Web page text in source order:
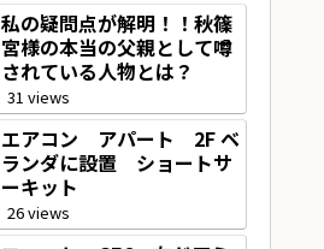
私の疑問点が解明！！秋篠
宮様の本当の父親として噂
されている人物とは？
31 views
エアコン アパート 2F ベ
ランダに設置 ショートサ
ーキット
26 views